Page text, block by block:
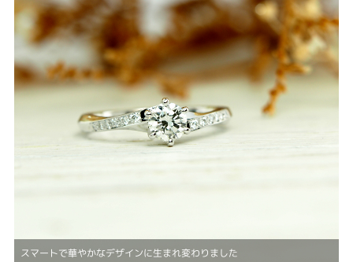
スマートで華やかなデザインに生まれ変わりました